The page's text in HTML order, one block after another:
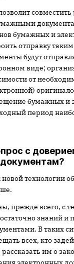
совместить
бумажных и
отправку
будут
виде;
от
бумажных и
период
с
технологии
прежде всего, с
знаний и
В таких
всех, кто
им о